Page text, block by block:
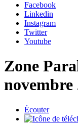
Facebook
Linkedin
Instagram
Twitter
Youtube
Zone
novembre
Écouter